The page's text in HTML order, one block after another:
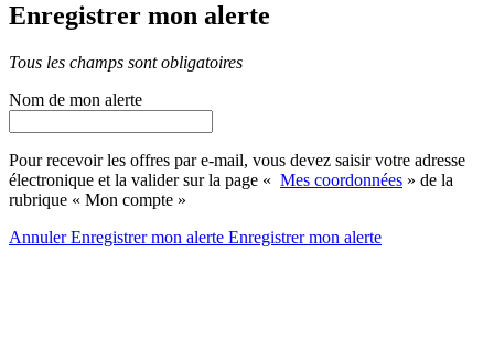
Enregistrer mon alerte
Tous les champs sont obligatoires
Nom de mon alerte
Pour recevoir les offres par e-mail, vous devez saisir votre adresse
électronique et la valider sur la page « Mes coordonnées » de la
rubrique « Mon compte »
AnnulerEnregistrer mon alerte Enregistrermon alerte